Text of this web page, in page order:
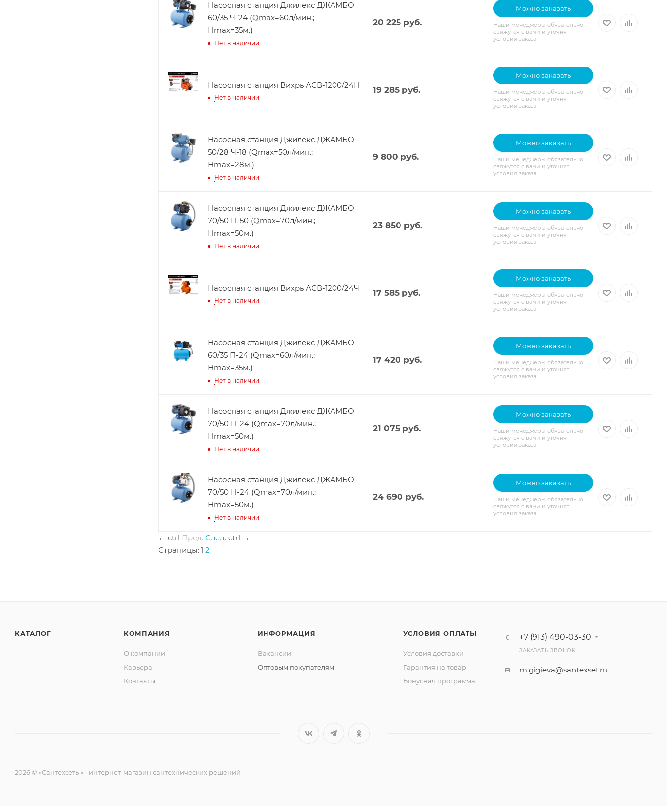
Насосная станция Джилекс ДЖАМБО
60/35 Ч-24 (Qmax=60л/мин.;
Нmax=35м.)
Нет в наличии
20 225руб.
Можно заказать
Наши менеджеры обязательно
свяжутся с вами и уточнят
условия заказа
Насосная станция Вихрь АСВ-1200/24Н
Нет в наличии
19 285руб.
Можно заказать
Наши менеджеры обязательно
свяжутся с вами и уточнят
условия заказа
Насосная станция Джилекс ДЖАМБО
50/28 Ч-18 (Qmax=50л/мин.;
Нmax=28м.)
Нет в наличии
9 800 руб.
Можно заказать
Наши менеджеры обязательно
свяжутся с вами и уточнят
условия заказа
Насосная станция Джилекс ДЖАМБО
70/50 П-50 (Qmax=70л/мин.;
Нmax=50м.)
Нет в наличии
23 850 руб.
Можно заказать
Наши менеджеры обязательно
свяжутся с вами и уточнят
условия заказа
Насосная станция Вихрь АСВ-1200/24Ч
Нет в наличии
17 585руб.
Можно заказать
Наши менеджеры обязательно
свяжутся с вами и уточнят
условия заказа
Насосная станция Джилекс ДЖАМБО
60/35 П-24 (Qmax=60л/мин.;
Нmax=35м.)
Нет в наличии
17 420 руб.
Можно заказать
Наши менеджеры обязательно
свяжутся с вами и уточнят
условия заказа
Насосная станция Джилекс ДЖАМБО
70/50 П-24 (Qmax=70л/мин.;
Нmax=50м.)
Нет в наличии
21 075руб.
Можно заказать
Наши менеджеры обязательно
свяжутся с вами и уточнят
условия заказа
Насосная станция Джилекс ДЖАМБО
70/50 Н-24 (Qmax=70л/мин.;
Нmax=50м.)
Нет в наличии
24 690 руб.
Можно заказать
Наши менеджеры обязательно
свяжутся с вами и уточнят
условия заказа
← ctrl Пред. След. ctrl →
Страницы: 1 2
КАТАЛОГ КОМПАНИЯ
О компании
Карьера
Контакты
ИНФОРМАЦИЯ
Вакансии
Оптовым покупателям
УСЛОВИЯ ОПЛАТЫ
Условия доставки
Гарантия на товар
Бонусная программа
+7 (913) 490-03-30
ЗАКАЗАТЬ ЗВОНОК
m.gigieva@santexset.ru
2026 © «Сантехсеть » - интернет-магазин сантехнических решений